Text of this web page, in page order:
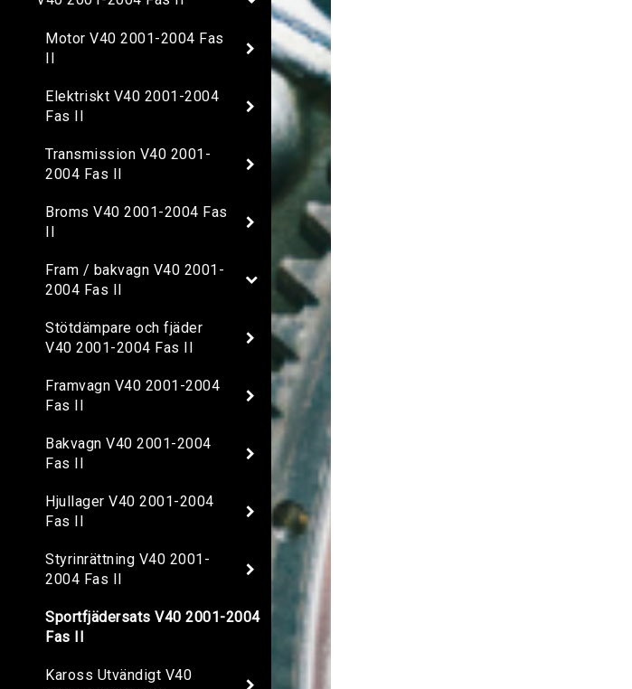
Motor V40 2001-2004 Fas
Elektriskt V40 2001-2004
Fas II
Transmission V40 2001-
2004 Fas II
Broms V40 2001-2004 Fas
Fram / bakvagn V40 2001-
2004 Fas II
Stötdämpare och fjäder
V40 2001-2004 Fas II
Framvagn V40 2001-2004
Fas II
Bakvagn V40 2001-2004
Fas II
Hjullager V40 2001-2004
Fas II
Styrinrättning V40 2001-
2004 Fas II
Sportfjädersats V40 2001-2004
Fas II
Kaross Utvändigt V40